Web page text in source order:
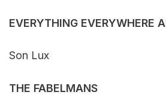
EVERYTHING EVERYWHERE
Son Lux
THE FABELMANS